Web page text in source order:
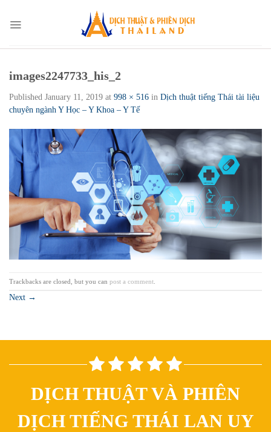
content
images2247733_his_2
Published January 11, 2019 at 998 × 516 in Dịch thuật tiếng Thái tài liệu
chuyên ngành Y Học – Y Khoa – Y Tế
Trackbacks are closed, but you can post a comment
Next →
DỊCH THUẬT VÀ PHIÊN
DỊCH TIẾNG THÁI LAN UY